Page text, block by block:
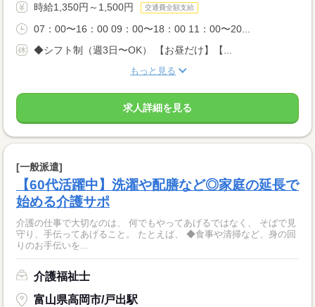
時給1,350円～1,500円 交通費全額支給
07：00〜16：00 09：00〜18：00 11：00〜20...
◆シフト制（週3日〜OK） 【お昼だけ】【...
もっと見る
求人詳細を見る
[一般派遣]
【60代活躍中】洗濯や配膳など◎家庭の延長で
始める介護サポ
介護の仕事で大切なのは、 何でもやってあげるではなく、 そばで見
守り、手伝ってあげること。 たとえば、 ◆食事や清掃など、身の回
りのお手伝いを...
介護福祉士
富山県高岡市/戸出駅